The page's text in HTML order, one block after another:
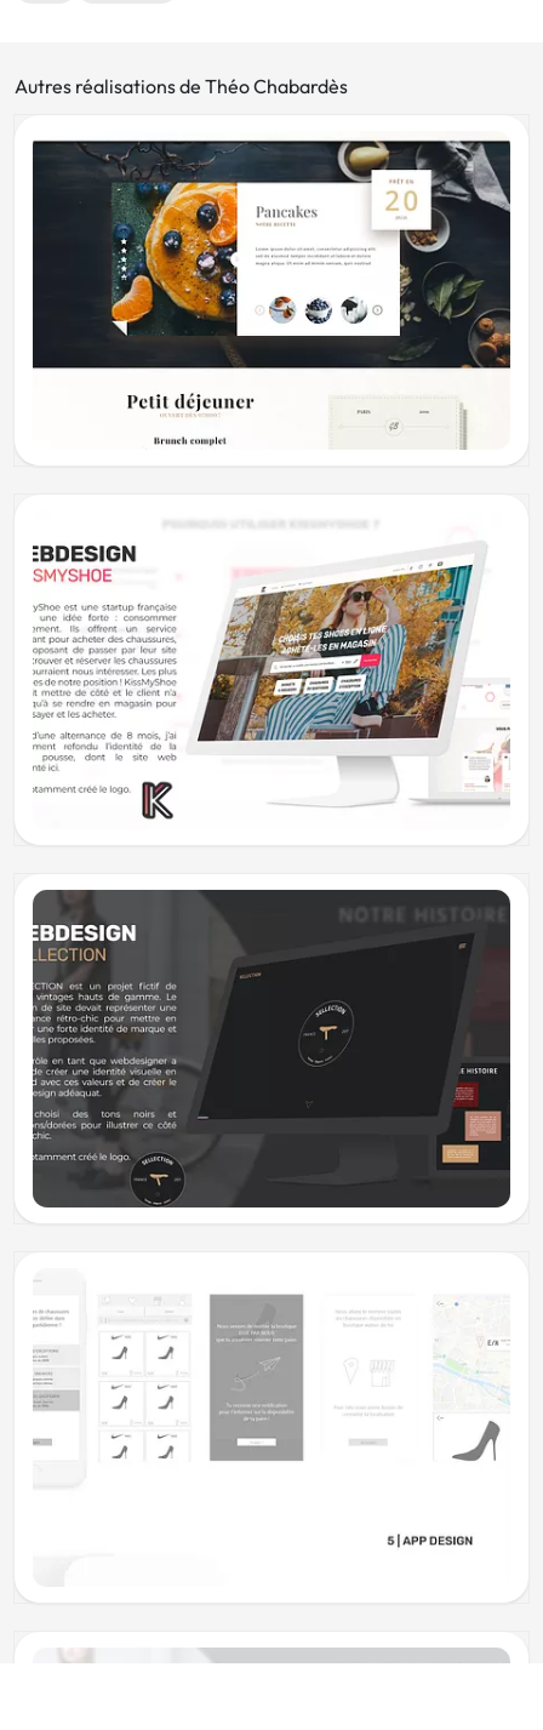
Autres réalisations de Théo Chabardès